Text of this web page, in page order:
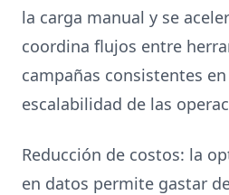
la carga manual y se
coordina flujos entre
campañas consistentes
escalabilidad de las
Reducción de costos: la
en datos permite gastar